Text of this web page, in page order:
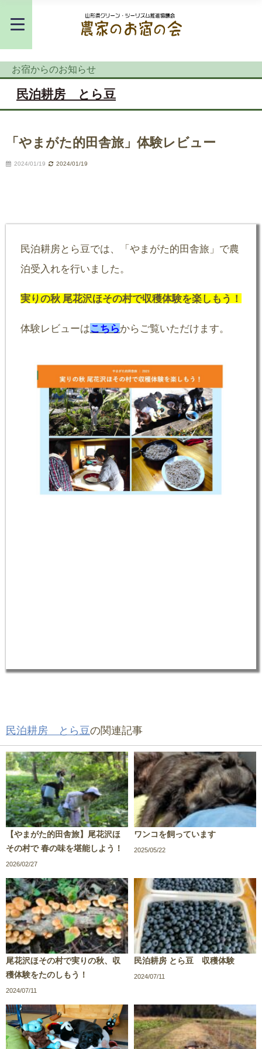
お宿からのお知らせ
民泊耕房 とら豆
「やまがた的田舎旅」体験レビュー
2024/01/19 2024/01/19
民泊耕房とら豆では、「やまがた的田舎旅」で農
泊受入れを行いました。
実りの秋 尾花沢ほその村で収穫体験を楽しもう！
体験レビューはこちらからご覧いただけます。
民泊耕房 とら豆 の関連記事
【やまがた的田舎旅】尾花沢ほ
その村で 春の味を堪能しよう！
2026/02/27
ワンコを飼っています
2025/05/22
尾花沢ほその村で実りの秋、収
穫体験をたのしもう！
2024/07/11
民泊耕房 とら豆 収穫体験
2024/07/11